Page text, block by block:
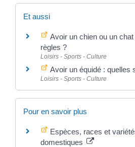
Et aussi
Avoir un chien ou un
règles ?
Loisirs - Sports - Culture
Avoir un équidé : quelles
Loisirs - Sports - Culture
Pour en savoir plus
Espèces, races et
domestiques